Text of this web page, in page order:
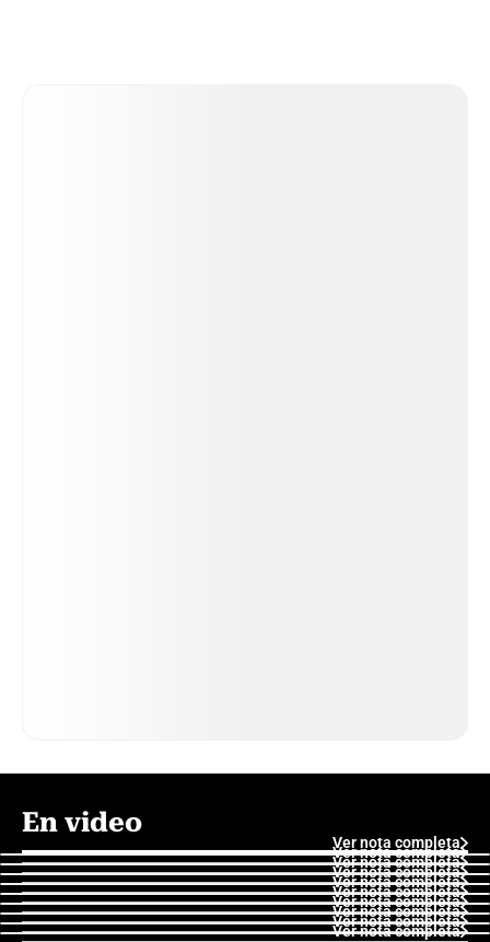
En video
Ver nota completa
Ver nota completa
Ver nota completa
Ver nota completa
Ver nota completa
Ver nota completa
Ver nota completa
Ver nota completa
Ver nota completa
Ver nota completa